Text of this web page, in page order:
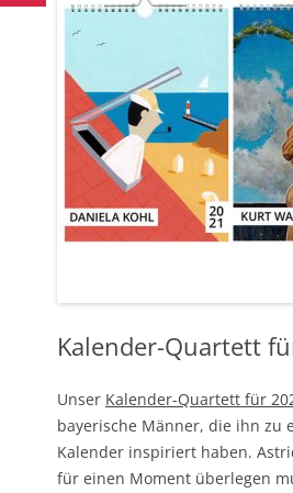
Kalender-Quartett
Unser Kalender-Quartett für
bayerische Männer, die ihn zu
Kalender inspiriert haben.
für einen Moment überlegen